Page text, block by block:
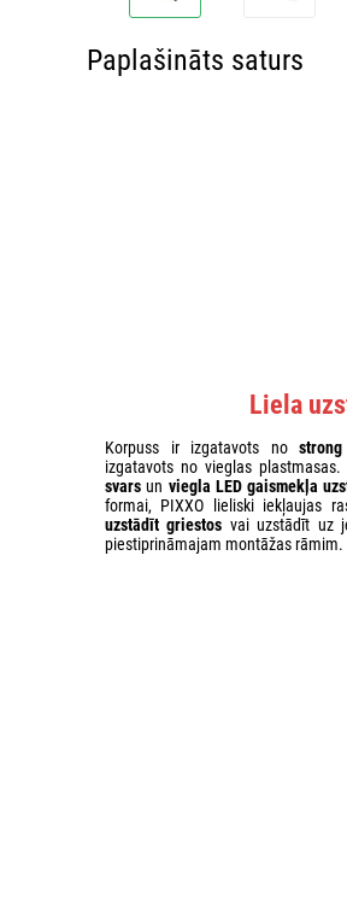
Paplašināts saturs
Liela
Korpuss ir izgatavots no
izgatavots no vieglas
svars un viegla LED gaismekļa
formai, PIXXO lieliski iekļaujas
uzstādīt griestos vai uzstādīt uz
piestiprināmajam montāžas rāmim.